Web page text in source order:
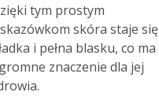
tym prostym
skóra staje się
i pełna blasku, co ma
znaczenie dla jej